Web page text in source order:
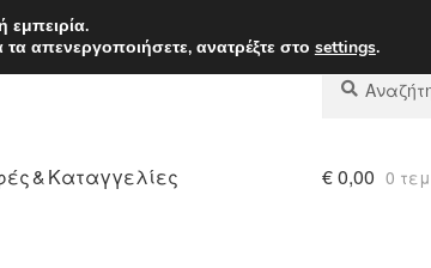
Δευτέρα-Παρ. 9 π.μ. - 4 μ.μ.
Αναζήτηση
για:
Αναζήτηση
& Καταγγελίες €0,00 0
εμπειρία.
απενεργοποιήσετε, ανατρέξτε στο settings.